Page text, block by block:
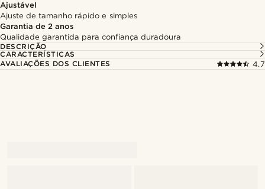
Ajustável
Ajuste de tamanho rápido e simples
Garantia de 2 anos
Qualidade garantida para confiança duradoura
DESCRIÇÃO
CARACTERÍSTICAS
AVALIAÇÕES DOS CLIENTES
4.7